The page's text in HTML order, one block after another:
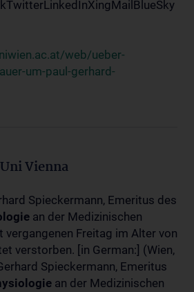
web/ueber-
um-paul-gerhard-
Vienna
Spieckermann, Emeritus des
an der Medizinischen
vergangenen Freitag im Alter von
verstorben. [in German:] (Wien,
Spieckermann, Emeritus
an der Medizinischen